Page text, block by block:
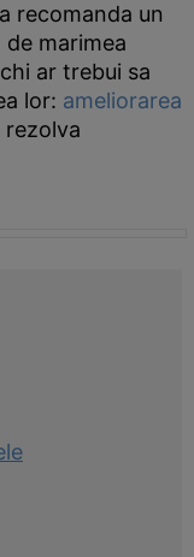
recomanda un
marimea
ar trebui sa
lor: ameliorarea
rezolva